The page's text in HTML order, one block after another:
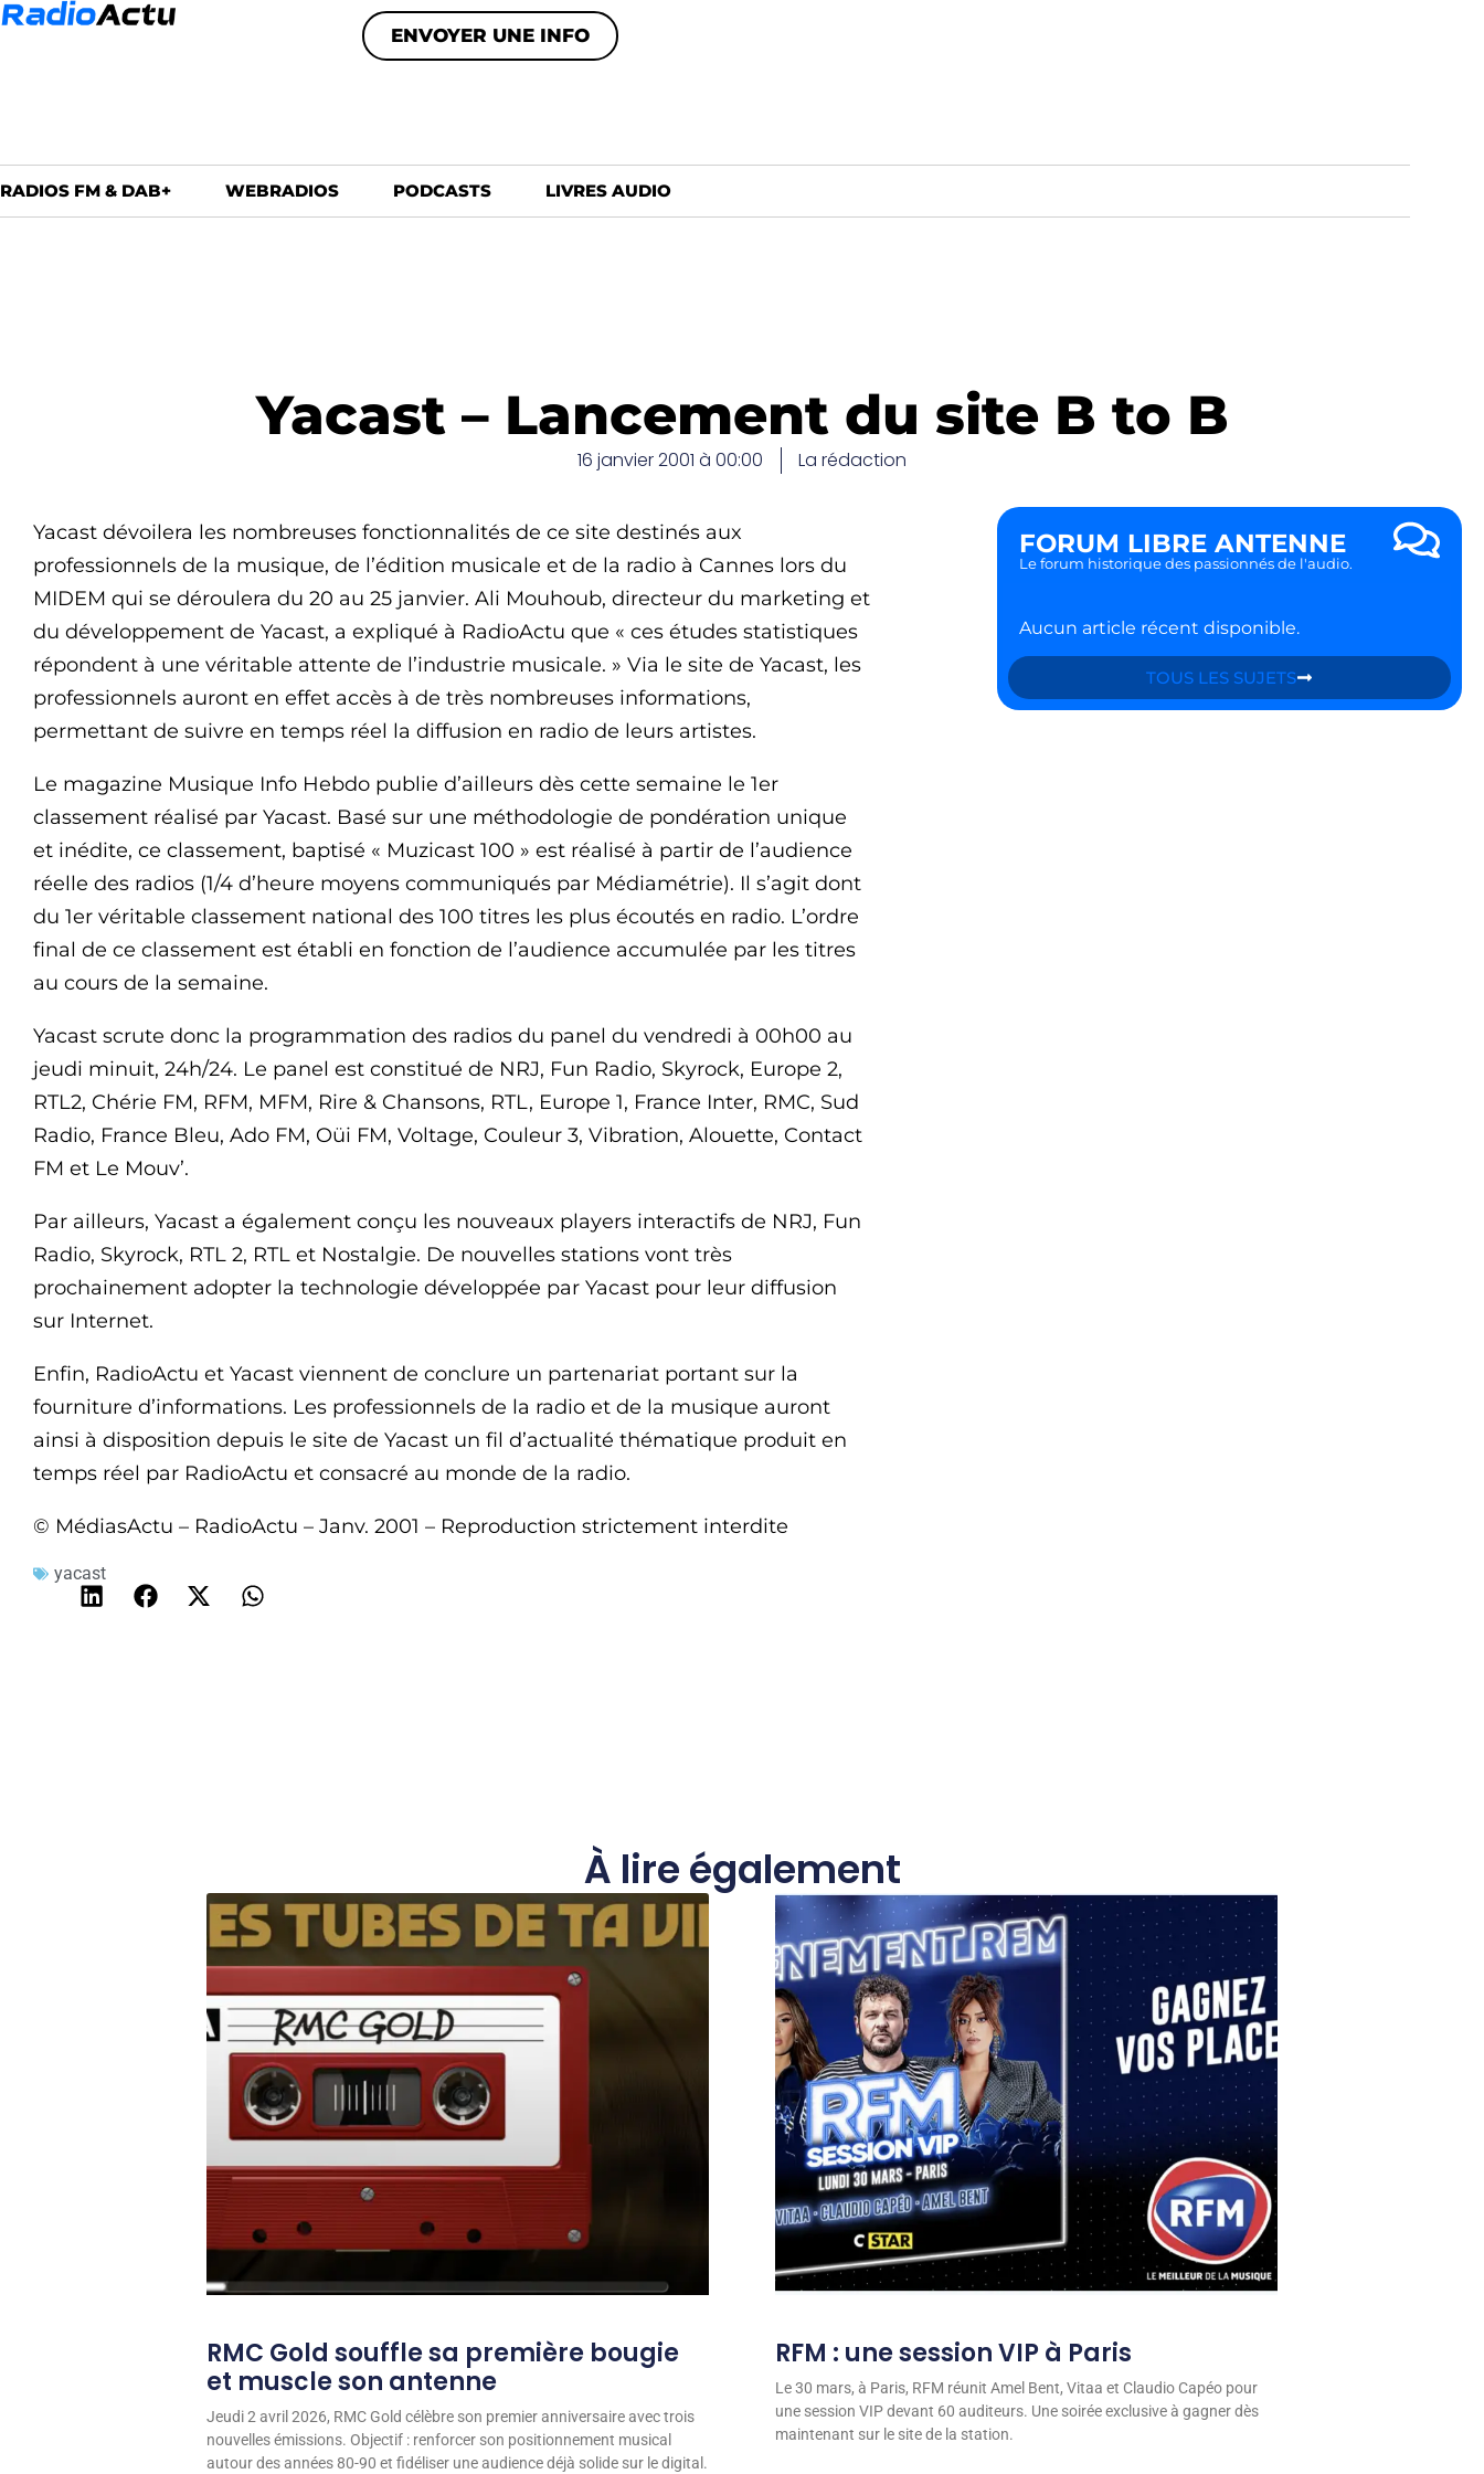
ENVOYER UNE INFO
RADIOS FM & DAB+ WEBRADIOS PODCASTS LIVRES AUDIO
Yacast – Lancement du site B to B
16 janvier 2001 à 00:00 La rédaction
Yacast dévoilera les nombreuses fonctionnalités de ce site destinés aux
professionnels de la musique, de l’édition musicale et de la radio à Cannes lors du
MIDEM qui se déroulera du 20 au 25 janvier. Ali Mouhoub, directeur du marketing et
du développement de Yacast, a expliqué à RadioActu que « ces études statistiques
répondent à une véritable attente de l’industrie musicale. » Via le site de Yacast, les
professionnels auront en effet accès à de très nombreuses informations,
permettant de suivre en temps réel la diffusion en radio de leurs artistes.
Le magazine Musique Info Hebdo publie d’ailleurs dès cette semaine le 1er
classement réalisé par Yacast. Basé sur une méthodologie de pondération unique
et inédite, ce classement, baptisé « Muzicast 100 » est réalisé à partir de l’audience
réelle des radios (1/4 d’heure moyens communiqués par Médiamétrie). Il s’agit dont
du 1er véritable classement national des 100 titres les plus écoutés en radio. L’ordre
final de ce classement est établi en fonction de l’audience accumulée par les titres
au cours de la semaine.
Yacast scrute donc la programmation des radios du panel du vendredi à 00h00 au
jeudi minuit, 24h/24. Le panel est constitué de NRJ, Fun Radio, Skyrock, Europe 2,
RTL2, Chérie FM, RFM, MFM, Rire & Chansons, RTL, Europe 1, France Inter, RMC, Sud
Radio, France Bleu, Ado FM, Oüi FM, Voltage, Couleur 3, Vibration, Alouette, Contact
FM et Le Mouv’.
Par ailleurs, Yacast a également conçu les nouveaux players interactifs de NRJ, Fun
Radio, Skyrock, RTL 2, RTL et Nostalgie. De nouvelles stations vont très
prochainement adopter la technologie développée par Yacast pour leur diffusion
sur Internet.
Enfin, RadioActu et Yacast viennent de conclure un partenariat portant sur la
fourniture d’informations. Les professionnels de la radio et de la musique auront
ainsi à disposition depuis le site de Yacast un fil d’actualité thématique produit en
temps réel par RadioActu et consacré au monde de la radio.
© MédiasActu – RadioActu – Janv. 2001 – Reproduction strictement interdite
yacast
FORUM LIBRE ANTENNE
Le forum historique des passionnés de l'audio.
Aucun article récent disponible.
TOUS LES SUJETS
À lire également
RMC Gold souffle sa première bougie
et muscle son antenne
Jeudi 2 avril 2026, RMC Gold célèbre son premier anniversaire avec trois
nouvelles émissions. Objectif : renforcer son positionnement musical
autour des années 80-90 et fidéliser une audience déjà solide sur le digital.
RFM : une session VIP à Paris
Le 30 mars, à Paris, RFM réunit Amel Bent, Vitaa et Claudio Capéo pour
une session VIP devant 60 auditeurs. Une soirée exclusive à gagner dès
maintenant sur le site de la station.